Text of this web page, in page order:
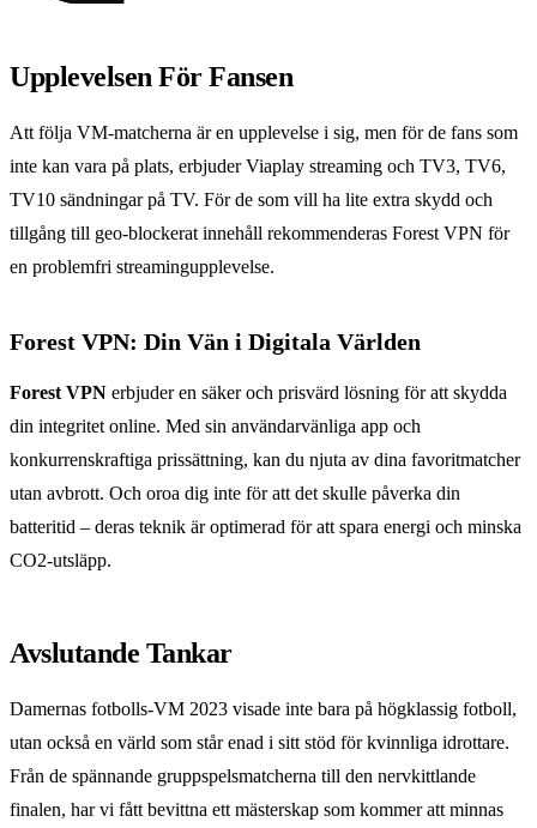
Upplevelsen För Fansen
Att följa VM-matcherna är en upplevelse i sig, men för de fans som
inte kan vara på plats, erbjuder Viaplay streaming och TV3, TV6,
TV10 sändningar på TV. För de som vill ha lite extra skydd och
tillgång till geo-blockerat innehåll rekommenderas Forest VPN för
en problemfri streamingupplevelse.
Forest VPN: Din Vän i Digitala Världen
Forest VPN erbjuder en säker och prisvärd lösning för att skydda
din integritet online. Med sin användarvänliga app och
konkurrenskraftiga prissättning, kan du njuta av dina favoritmatcher
utan avbrott. Och oroa dig inte för att det skulle påverka din
batteritid – deras teknik är optimerad för att spara energi och minska
CO2-utsläpp.
Avslutande Tankar
Damernas fotbolls-VM 2023 visade inte bara på högklassig fotboll,
utan också en värld som står enad i sitt stöd för kvinnliga idrottare.
Från de spännande gruppspelsmatcherna till den nervkittlande
finalen, har vi fått bevittna ett mästerskap som kommer att minnas